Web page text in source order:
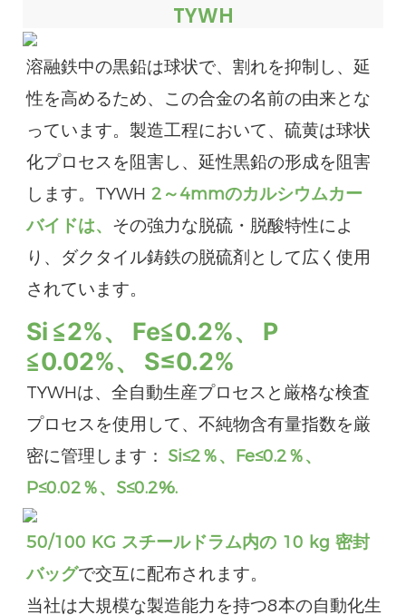
TYWH
溶融鉄中の黒鉛は球状で、割れを抑制し、延
性を高めるため、この合金の名前の由来とな
っています。製造工程において、硫黄は球状
化プロセスを阻害し、延性黒鉛の形成を阻害
します。TYWH 2～4mmのカルシウムカー
バイドは、 その強力な脱硫・脱酸特性によ
り、ダクタイル鋳鉄の脱硫剤として広く使用
されています。
Si ≦2%、 Fe≦0.2%、
P
≦0.02%、
S≤0.2%
TYWHは、全自動生産プロセスと厳格な検査
プロセスを使用して、不純物含有量指数を厳
密に管理します： Si≤2％、Fe≤0.2％、
P≤0.02％、S≤0.2%.
50/100 KG スチールドラム内の 10 kg 密封
バッグで交互に配布されます。
当社は大規模な製造能力を持つ8本の自動化生